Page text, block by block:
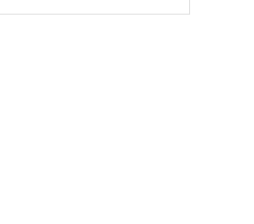
器的转向胶套和球头